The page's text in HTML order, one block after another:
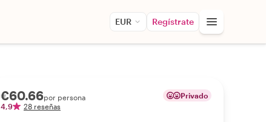
EUR Regístrate
€60.66por persona
4,9
28 reseñas
Privado